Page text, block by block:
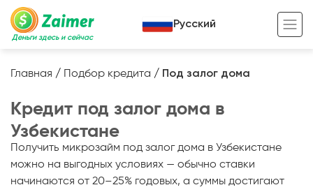
Деньги здесь и сейчас
Кредит под залог авто
Кредит под залог недвижимости
Кредит под залог спецтехники
Жизненный цикл вашего кредита
Полезные статьи
Русский
Главная / Подбор кредита / Под залог дома
Кредит под залог дома в
Узбекистане
Получить микрозайм под залог дома в Узбекистане
можно на выгодных условиях — обычно ставки
начинаются от 20–25% годовых, а суммы достигают